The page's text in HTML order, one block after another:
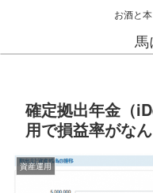
お酒と
馬
確定拠出年金（
用で損益率がな
資産運用